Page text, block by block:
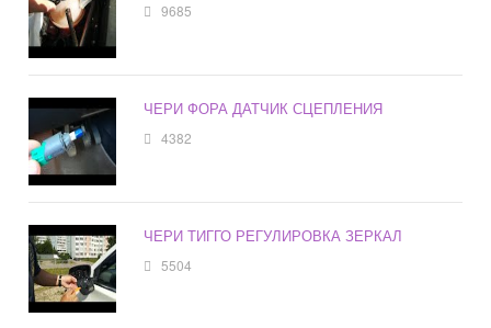
9685
ЧЕРИ ФОРА ДАТЧИК СЦЕПЛЕНИЯ
4382
ЧЕРИ ТИГГО РЕГУЛИРОВКА ЗЕРКАЛ
5504